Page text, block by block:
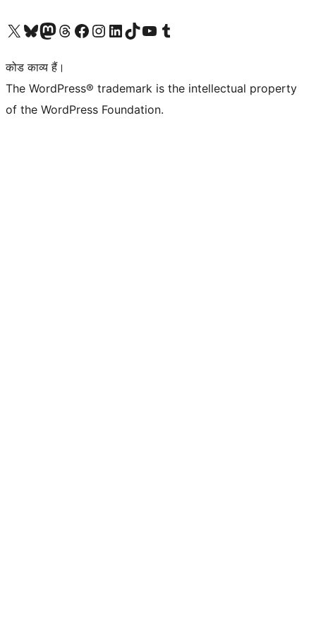
Visit our X (formerly Twitter) account
हमारे बलुस्की खाते पर जाएँVisit our Mastodon account
हमारे थ्रेड्स अकाउंट पर जाएंहमारे फेसबुक पेज पर जाएँहमारे इंस्टाग्राम अकाउंट पर जाएंहमारे लिंक्डइन खाते पर जाएँहमारे टिकटॉक खाते पर जाएँहमारे यूट्यूब चैनल पर जाएंहमारे Tumblr खाते पर जाएँ
कोड काव्य हैं।
The WordPress® trademark is the intellectual property
of the WordPress Foundation.